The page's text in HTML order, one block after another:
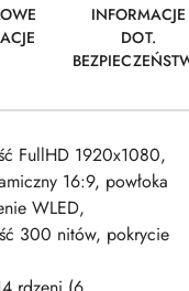
INFORMACJE
DOT.
FullHD 1920x1080,
16:9, powłoka
WLED,
300 nitów, pokrycie